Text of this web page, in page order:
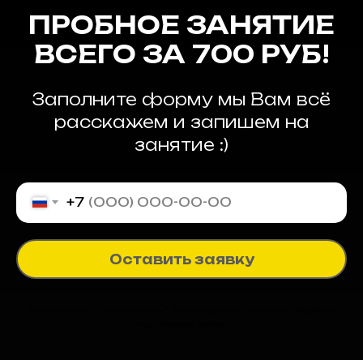
ПРОБНОЕ ЗАНЯТИЕ
ВСЕГО ЗА 700 РУБ!
Заполните форму мы Вам всё
расскажем и запишем на
занятие :)
+7
Оставить заявку